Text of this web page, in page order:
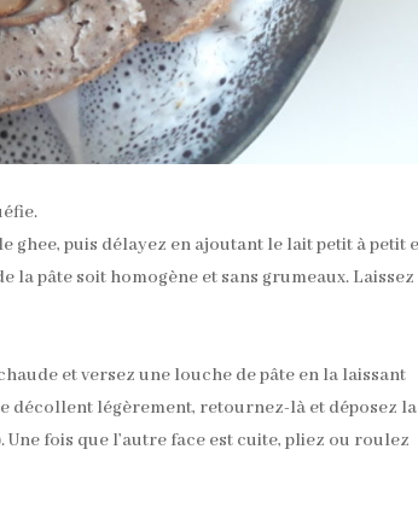
ghee, puis délayez en ajoutant le lait petit à petit
la pâte soit homogène et sans grumeaux. Laissez
et versez une louche de pâte en la laissant
décollent légèrement, retournez-là et déposez la
fois que l’autre face est cuite, pliez ou roulez